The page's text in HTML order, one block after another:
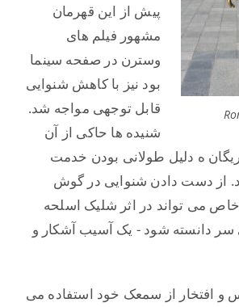
پیش از این قهرمان
مشهور فیلم های
وسترن در صفحه سینما
بود نیز با کاهش شنوایی
قابل توجهی مواجه شد.
شنیده ها حاکی از آن
ه دلیل طولانی بودن خدمت
از دست دادن شنوایی در گوش
می تواند در اثر شلیک اسلحه
سر دانسته شود - یک آسیب آشکار و
و افتخار از سمعک خود استفاده می